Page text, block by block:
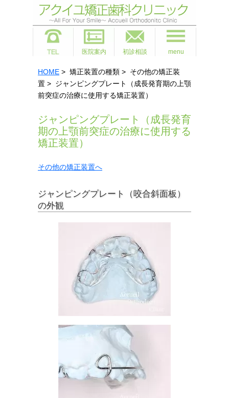
医院案内 初診相談 menu
HOME > 矯正装置の種類 > その他の矯正装
置 > ジャンピングプレート（成長発育期の上顎
前突症の治療に使用する矯正装置）
ジャンピングプレート（成長発育
期の上顎前突症の治療に使用する
矯正装置）
その他の矯正装置へ
ジャンピングプレート（咬合斜面板）
の外観